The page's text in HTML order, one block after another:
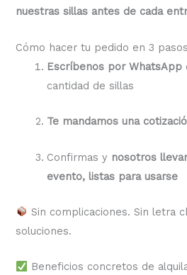
nuestras sillas antes de cada
Cómo hacer tu pedido en 3 pasos
Escríbenos por WhatsApp
cantidad de sillas
Te mandamos una
Confirmas y nosotros
evento, listas para usarse
Sin complicaciones. Sin letra
soluciones.
Beneficios concretos de